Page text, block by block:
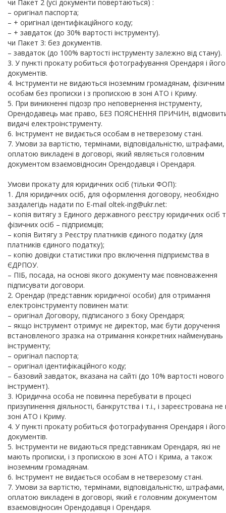
чи Пакет 2 (усі документи повертаються) :
– оригінал паспорта;
– + оригінал ідентифікаційного коду;
– + завдаток (до 30% вартості інструменту).
чи Пакет 3: без документів.
– завдаток (до 100% вартості інструменту залежно від стану).
3. У пункті прокату робиться фотографування Орендаря і його
документів.
4. Інструменти не видаються іноземним громадянам, фізичним
особам без прописки і з пропискою в зоні АТО і Криму.
5. При виникненні підозр про неповернення інструменту,
Орендодавець має право, БЕЗ ПОЯСНЕННЯ ПРИЧИН,
видачі електроінструменту.
6. Інструмент не видається особам в нетверезому стані.
7. Умови за вартістю, термінами, відповідальністю, штрафами,
оплатою викладені в договорі, який являється головним
документом взаємовідносин Орендодавця і Орендаря.
Умови прокату для юридичних осіб (тільки ФОП):
1. Для юридичних осіб, для оформлення договору, необхідно
заздалегідь надати по E-mail oltek-ing@ukr.net:
– копія витягу з Единого державного реєстру юридичних осіб
фізичних осіб – підприємців;
– копія Витягу з Реєстру платників єдиного податку (для
платників єдиного податку);
– копію довідки статистики про включення підприємства в
ЄДРПОУ.
– ПІБ, посада, на основі якого документу має повноваження
підписувати договори.
2. Орендар (представник юридичної особи) для отримання
електроінструменту повинен мати:
– оригінал Договору, підписаного з боку Орендаря;
– якщо інструмент отримує не директор, має бути доручення
встановленого зразка на отримання конкретних найменувань
інструменту;
– оригінал паспорта;
– оригінал ідентифікаційного коду;
– базовий завдаток, вказана на сайті (до 10% вартості нового
інструмент).
3. Юридична особа не повинна перебувати в процесі
призупинення діяльності, банкрутства і т.і., і зареєстрована не
зоні АТО і Криму.
4. У пункті прокату робиться фотографування Орендаря і його
документів.
5. Інструменти не видаються представникам Орендаря, які не
мають прописки, і з пропискою в зоні АТО і Крима, а також
іноземним громадянам.
6. Інструмент не видається особам в нетверезому стані.
7. Умови за вартістю, термінами, відповідальністю, штрафами,
оплатою викладені в договорі, який є головним документом
взаємовідносин Орендодавця і Орендаря.